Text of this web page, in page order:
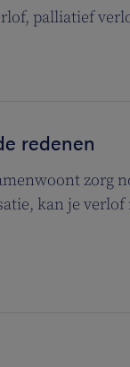
palliatief
redenen
zorg
kan je